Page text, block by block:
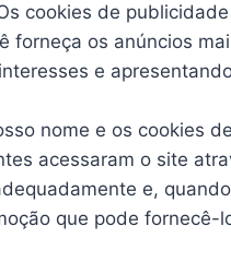
cookies de
forneça os anúncios
e
nome e os cookies
acessaram o site
e,
que pode fornecê-